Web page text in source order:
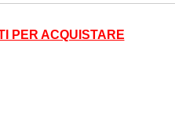
PER ACQUISTARE